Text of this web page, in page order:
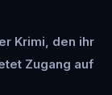
Krimi, den ihr
Zugang auf